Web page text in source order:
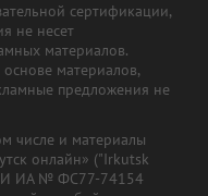
сертификации,
не несет
материалов.
материалов,
предложения не
числе и материалы
онлайн» ("Irkutsk
ИА № ФС77-74154